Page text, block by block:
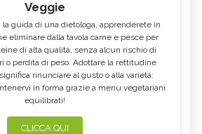
Veggie
la guida di una dietologa, apprenderete in
eliminare dalla tavola carne e pesce per
di alta qualità, senza alcun rischio di
o perdita di peso. Adottare la rettitudine
rinunciare al gusto o alla varietà:
in forma grazie a menu vegetariani
equilibrati!
CLICCA QUI